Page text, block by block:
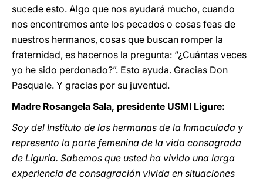
sucede esto. Algo que nos ayudará mucho, cuando
nos encontremos ante los pecados o cosas feas de
nuestros hermanos, cosas que buscan romper la
fraternidad, es hacernos la pregunta: “¿Cuántas veces
yo he sido perdonado?”. Esto ayuda. Gracias Don
Pasquale. Y gracias por su juventud.
Madre Rosangela Sala, presidente USMI Ligure:
Soy del Instituto de las hermanas de la Inmaculada y
represento la parte femenina de la vida consagrada
de Liguria. Sabemos que usted ha vivido una larga
experiencia de consagración vivida en situaciones